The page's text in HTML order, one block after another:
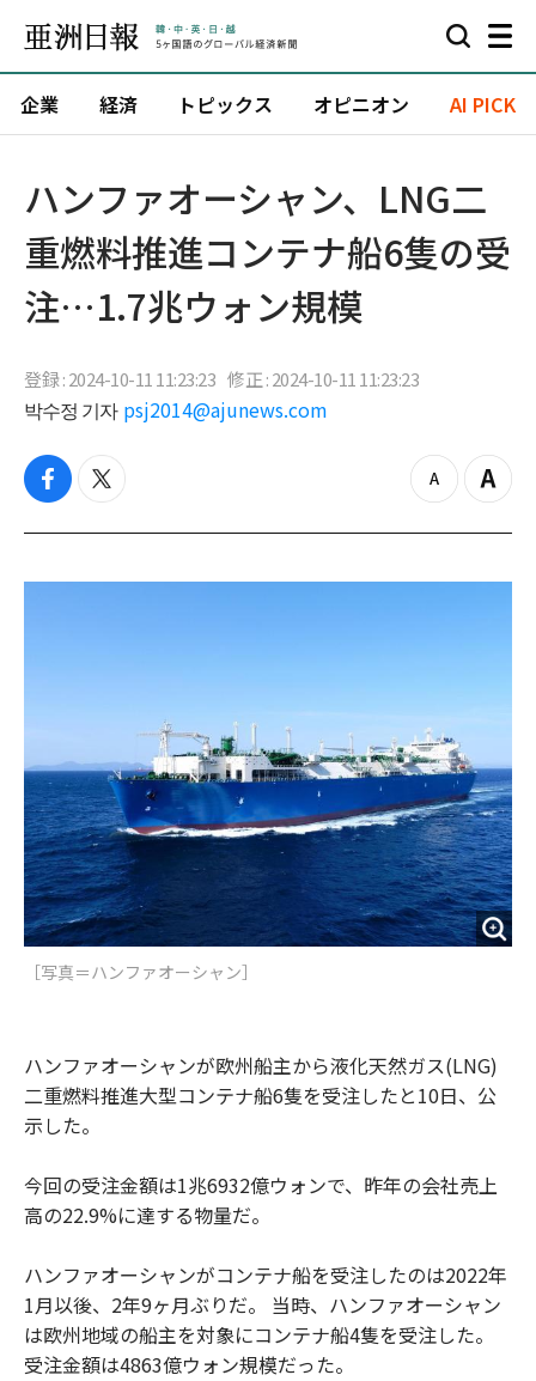
企業 経済 トピックス オピニオン AI PICK
ハンファオーシャン、LNG二
重燃料推進コンテナ船6隻の受
注…1.7兆ウォン規模
登録 : 2024-10-11 11:23:23 修正 : 2024-10-11 11:23:23
박수정 기자 psj2014@ajunews.com
f
c
b
t
i
t
z
o
o
Z
o
i
［写真＝ハンファオーシャン］
ハンファオーシャンが欧州船主から液化天然ガス(LNG)
二重燃料推進大型コンテナ船6隻を受注したと10日、公
示した。
今回の受注金額は1兆6932億ウォンで、昨年の会社売上
高の22.9%に達する物量だ。
ハンファオーシャンがコンテナ船を受注したのは2022年
1月以後、2年9ヶ月ぶりだ。 当時、ハンファオーシャン
は欧州地域の船主を対象にコンテナ船4隻を受注した。
受注金額は4863億ウォン規模だった。